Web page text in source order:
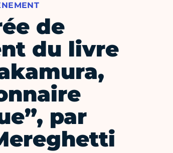
de
du livre
par